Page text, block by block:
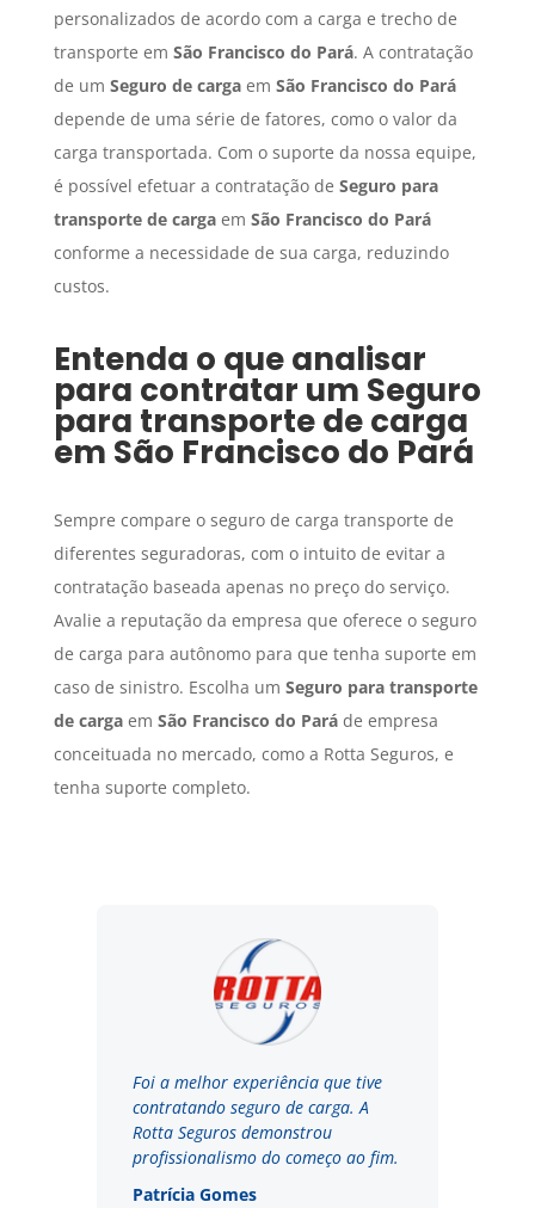
personalizados de acordo com a carga e trecho de
transporte em São Francisco do Pará. A contratação
de um Seguro de cargaem São Francisco do Pará
depende de uma série de fatores, como o valor da
carga transportada. Com o suporte da nossa equipe,
é possível efetuar a contratação de Seguro para
transporte de cargaem São Francisco do Pará
conforme a necessidade de sua carga, reduzindo
custos.
Entenda o que analisar
para contratar um Seguro
para transporte de carga
em São Francisco do Pará
Sempre compare o seguro de carga transporte de
diferentes seguradoras, com o intuito de evitar a
contratação baseada apenas no preço do serviço.
Avalie a reputação da empresa que oferece o seguro
de carga para autônomo para que tenha suporte em
caso de sinistro. Escolha um Seguro para transporte
de cargaem São Francisco do Paráde empresa
conceituada no mercado, como a Rotta Seguros, e
tenha suporte completo.
Foi a melhor experiência que tive
contratando seguro de carga. A
Rotta Seguros demonstrou
profissionalismo do começo ao fim.
Patrícia Gomes